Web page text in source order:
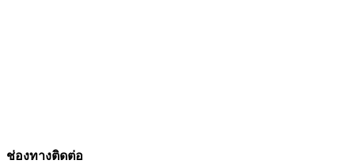
ช่องทางติดต่อ